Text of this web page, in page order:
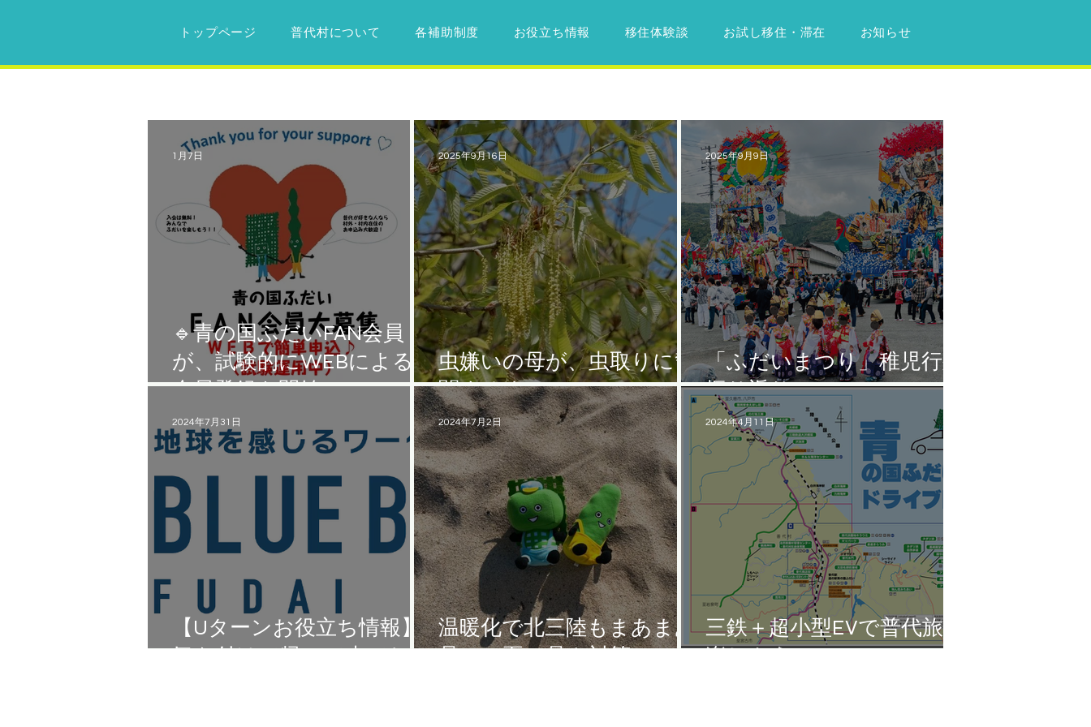
トップページ 普代村について 各補助制度 お役立ち情報 移住体験談 お試し移住・滞在 お知らせ
🔹青の国ふだいFAN会員
が、試験的にWEBによる
会員登録を開始！🔹
1月7日
虫嫌いの母が、虫取りに奮
闘するまで
2025年9月16日
「ふだいまつり」稚児行列
振り返り
2025年9月9日
【Uターンお役立ち情報】
気を付けて帰って来てね！
2024年7月31日
温暖化で北三陸もまあまあ
暑い！夏の暑さ対策
2024年7月2日
三鉄＋超小型EVで普代旅を
楽しもう！
2024年4月11日